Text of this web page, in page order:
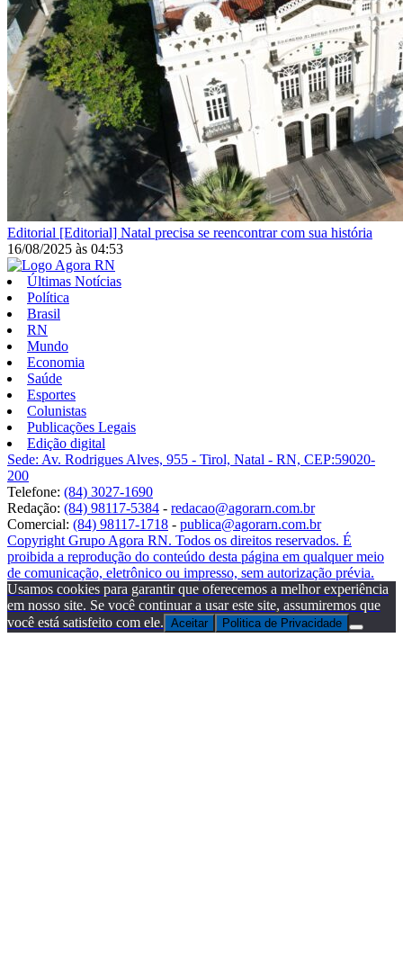
Editorial [Editorial] Natal precisa se reencontrar com sua história
16/08/2025 às 04:53
Últimas Notícias
Política
Brasil
RN
Mundo
Economia
Saúde
Esportes
Colunistas
Publicações Legais
Edição digital
Sede: Av. Rodrigues Alves, 955 - Tirol, Natal - RN, CEP:59020-
200
Telefone: (84) 3027-1690
Redação: (84) 98117-5384 - redacao@agorarn.com.br
Comercial: (84) 98117-1718 - publica@agorarn.com.br
Copyright Grupo Agora RN. Todos os direitos reservados. É
proibida a reprodução do conteúdo desta página em qualquer meio
de comunicação, eletrônico ou impresso, sem autorização prévia.
Usamos cookies para garantir que oferecemos a melhor experiência
em nosso site. Se você continuar a usar este site, assumiremos que
você está satisfeito com ele. Aceitar Politica de Privacidade